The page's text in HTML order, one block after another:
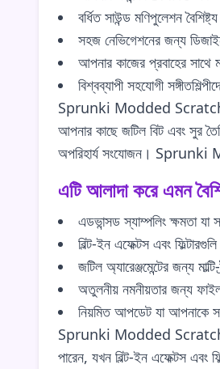
বর্ধিত সাউন্ড মণিপুলেশন
সহজ নেভিগেশনের জন্য
আপনার কাজের প্রবাহের সাথে
বিশ্বব্যাপী সহযোগী
Sprunki Modded Scratch Port
আপনার কাছে জটিল বিট এবং সুর
অপরিহার্য সংযোজন। Sprunki
এটি আলাদা করে এমন
এডভান্সড স্যাম্পলিং ক্ষমতা যা
বিল্ট-ইন এফেক্টস এবং
জটিল অ্যারেঞ্জমেন্টের জন্য
অতুলনীয় নমনীয়তার জন্য
নিয়মিত আপডেট যা আপনাকে
Sprunki Modded Scratch Port
পারেন, যখন বিল্ট-ইন এফেক্টস এবং